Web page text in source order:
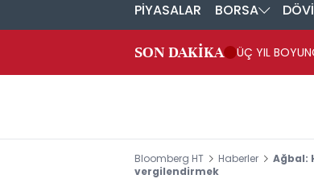
PİYASALAR BORSA
SON DAKİKA
ÜÇ YIL
Bloomberg HT Haberler
Ağbal:
vergilendirmek